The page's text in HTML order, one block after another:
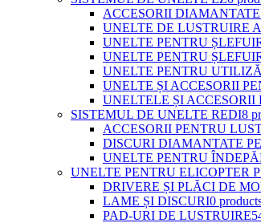
ACCESORII
UNELTE DE LUSTRUIRE
UNELTE PENTRU
UNELTE PENTRU
UNELTE PENTRU
UNELTE ȘI ACCESORII
UNELTELE ȘI ACCESORII
SISTEMUL DE UNELTE REDI8
ACCESORII PENTRU
DISCURI DIAMANTATE
UNELTE PENTRU
UNELTE PENTRU ELICOPTER
DRIVERE ȘI PLĂCI DE
LAME ȘI DISCURI0
PAD-URI DE LUSTRUIRE